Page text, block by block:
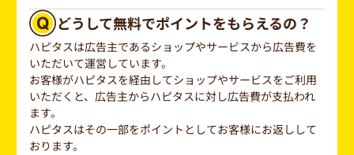
どうして無料でポイントをもらえるの？
ハピタスは広告主であるショップやサービスから広告費を
いただいて運営しています。
お客様がハピタスを経由してショップやサービスをご利用
いただくと、広告主からハピタスに対し広告費が支払われ
ます。
ハピタスはその一部をポイントとしてお客様にお返しして
おります。